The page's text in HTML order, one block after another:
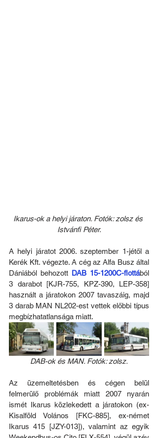
Ikarus-ok a helyi járaton. Fotók: zolsz és
Istvánfi Péter.
A helyi járatot 2006. szeptember 1-jétől a
Kerék Kft. végezte. A cég az Alfa Busz által
Dániából behozott DAB 15-1200C-flottából
3 darabot [KJR-755, KPZ-390, LEP-358]
használt a járatokon 2007 tavaszáig, majd
3 darab MAN NL202-est vettek előbbi típus
megbízhatatlansága miatt.
DAB-ok és MAN. Fotók: zolsz.
Az üzemeltetésben és cégen belül
felmerülő problémák miatt 2007 nyarán
ismét Ikarus közlekedett a járatokon (ex-
Kisalföld Volános [FKC-885], ex-német
Ikarus 415 [JZY-013]), valamint az egyik